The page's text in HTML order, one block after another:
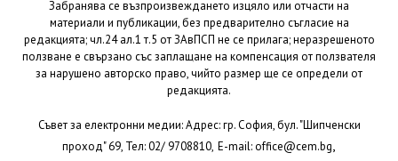
Забранява се възпроизвеждането изцяло или отчасти на
материали и публикации, без предварително съгласие на
редакцията; чл.24 ал.1 т.5 от ЗАвПСП не се прилага; неразрешеното
ползване е свързано със заплащане на компенсация от ползвателя
за нарушено авторско право, чийто размер ще се определи от
редакцията.
Съвет за електронни медии: Адрес: гр. София, бул. "Шипченски
проход" 69, Тел: 02/ 9708810, E-mail:office@cem.bg,